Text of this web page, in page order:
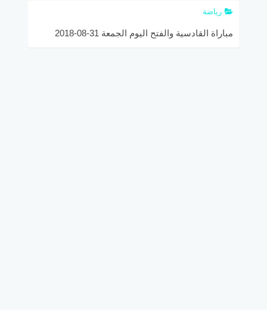
رياضة
مباراة القادسية والفتح اليوم الجمعة 31-08-2018